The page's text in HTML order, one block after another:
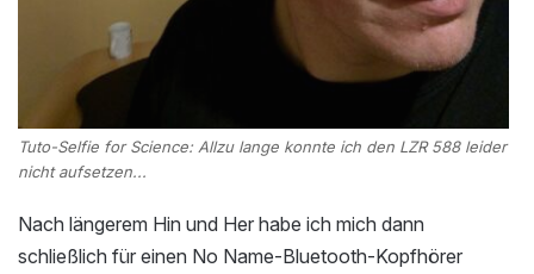
Tuto-Selfie for Science: Allzu lange konnte ich den LZR 588 leider
nicht aufsetzen...
Nach längerem Hin und Her habe ich mich dann
schließlich für einen No Name-Bluetooth-Kopfhörer